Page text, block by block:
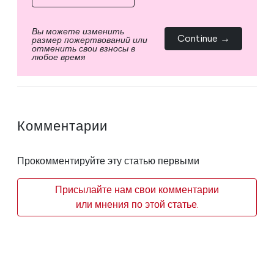
Вы можете изменить
размер пожертвований или
отменить свои взносы в
любое время
Continue →
Комментарии
Прокомментируйте эту статью первыми
Присылайте нам свои комментарии
или мнения по этой статье.